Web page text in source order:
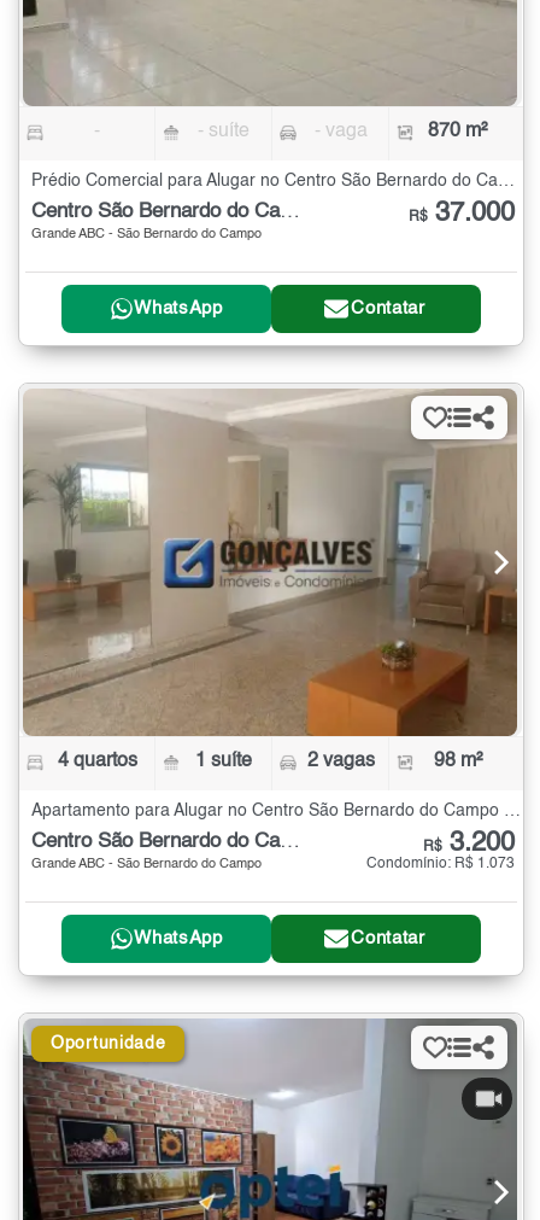
- - suíte - vaga 870 m²
Centro São Bernardo do Campo
Grande ABC - São Bernardo do Campo
R$ 37.000
WhatsApp Contatar
4 quartos 1 suíte 2 vagas 98 m²
Centro São Bernardo do Campo
Grande ABC - São Bernardo do Campo
R$ 3.200
Condomínio: R$ 1.073
WhatsApp Contatar
Oportunidade